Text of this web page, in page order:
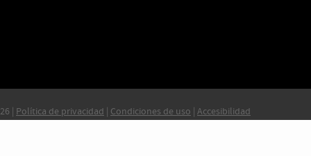
| Política de privacidad Condiciones de uso Accesibilidad